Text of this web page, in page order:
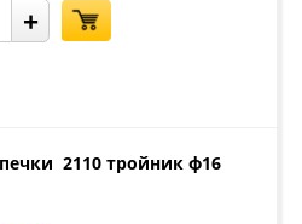
+
2110 тройник ф16